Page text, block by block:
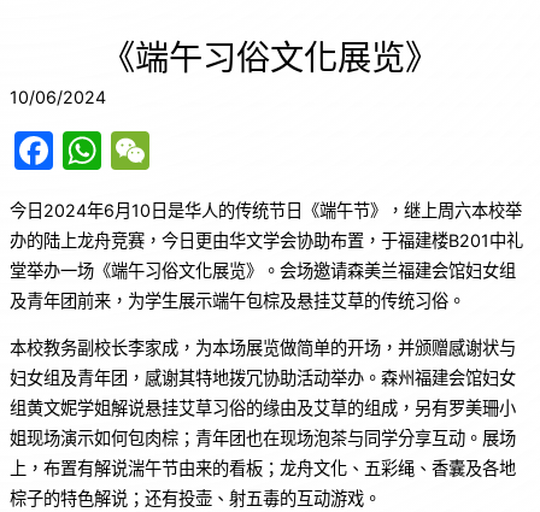
《端午习俗文化展览》
10/06/2024
F
c
e
b
o
o
k
W
at
s
A
p
p
C
h
at
今日2024年6月10日是华人的传统节日《端午节》，继上周六本校举
办的陆上龙舟竞赛，今日更由华文学会协助布置，于福建楼B201中礼
堂举办一场《端午习俗文化展览》。会场邀请森美兰福建会馆妇女组
及青年团前来，为学生展示端午包棕及悬挂艾草的传统习俗。
本校教务副校长李家成，为本场展览做简单的开场，并颁赠感谢状与
妇女组及青年团，感谢其特地拨冗协助活动举办。森州福建会馆妇女
组黄文妮学姐解说悬挂艾草习俗的缘由及艾草的组成，另有罗美珊小
姐现场演示如何包肉棕；青年团也在现场泡茶与同学分享互动。展场
上，布置有解说湍午节由来的看板；龙舟文化、五彩绳、香囊及各地
棕子的特色解说；还有投壶、射五毒的互动游戏。